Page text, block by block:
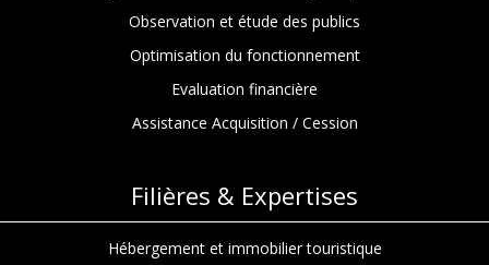
Observation et étude des publics
Optimisation du fonctionnement
Evaluation financière
Assistance Acquisition / Cession
Filières & Expertises
Hébergement et immobilier touristique